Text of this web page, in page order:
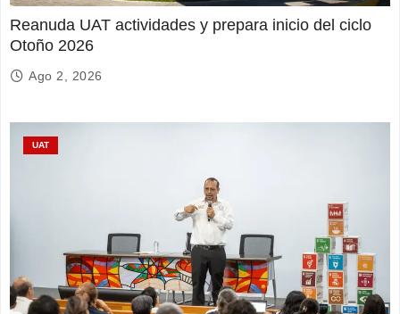
Reanuda UAT actividades y prepara inicio del ciclo
Otoño 2026
Ago 2, 2026
UAT